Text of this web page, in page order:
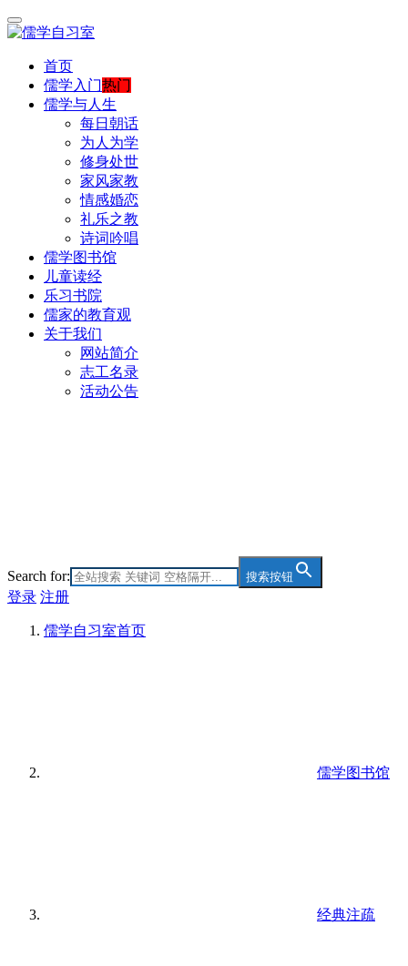
首页
儒学入门热门
儒学与人生
每日朝话
为人为学
修身处世
家风家教
情感婚恋
礼乐之教
诗词吟唱
儒学图书馆
儿童读经
乐习书院
儒家的教育观
关于我们
网站简介
志工名录
活动公告
Search for: 搜索按钮
登录 注册
儒学自习室首页
儒学图书馆
经典注疏